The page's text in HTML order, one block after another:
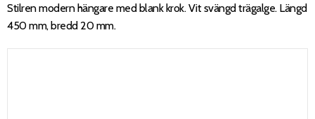
Stilren modern hängare med blank krok. Vit svängd trägalge. Längd
450 mm, bredd 20 mm.